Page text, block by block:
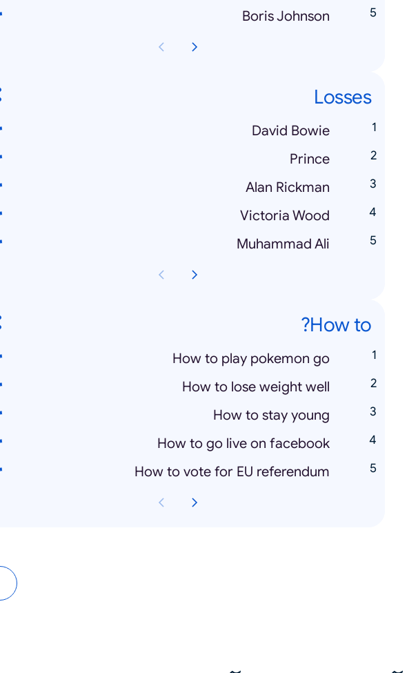
Boris Johnson
Losses
David Bowie
Prince
Alan Rickman
Victoria Wood
Muhammad Ali
How to?
How to play pokemon go
How to lose weight well
How to stay young
How to go live on facebook
How to vote for EU referendum